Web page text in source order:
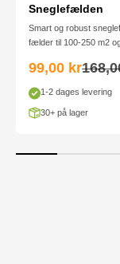
Sneglefælden
Smart og robust
fælder til 100-250 m2
Salgspris
99,00 kr
1-2 dages levering
30+ på lager